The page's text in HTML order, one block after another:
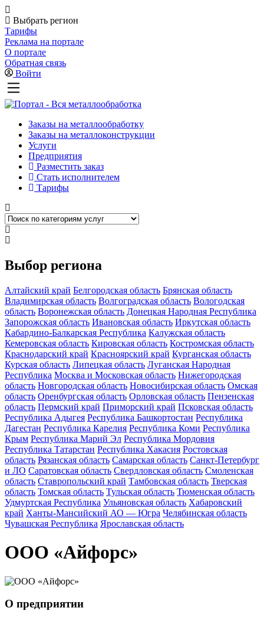
Выбрать регион
Тарифы
Реклама на портале
О портале
Обратная связь
Войти
Заказы на металлообработку
Заказы на металлоконструкции
Услуги
Предприятия
Разместить заказ
Стать исполнителем
Тарифы
Выбор региона
Алтайский край Белгородская область Брянская область
Владимирская область Волгоградская область Вологодская
область Воронежская область Донецкая Народная Республика
Запорожская область Ивановская область Иркутская область
Кабардино-Балкарская Республика Калужская область
Кемеровская область Кировская область Костромская область
Краснодарский край Красноярский край Курганская область
Курская область Липецкая область Луганская Народная
Республика Москва и Московская область Нижегородская
область Новгородская область Новосибирская область Омская
область Оренбургская область Орловская область Пензенская
область Пермский край Приморский край Псковская область
Республика Адыгея Республика Башкортостан Республика
Дагестан Республика Карелия Республика Коми Республика
Крым Республика Марий Эл Республика Мордовия
Республика Татарстан Республика Хакасия Ростовская
область Рязанская область Самарская область Санкт-Петербург
и ЛО Саратовская область Свердловская область Смоленская
область Ставропольский край Тамбовская область Тверская
область Томская область Тульская область Тюменская область
Удмуртская Республика Ульяновская область Хабаровский
край Ханты-Мансийский АО — Югра Челябинская область
Чувашская Республика Ярославская область
ООО «Айфорс»
О предприятии